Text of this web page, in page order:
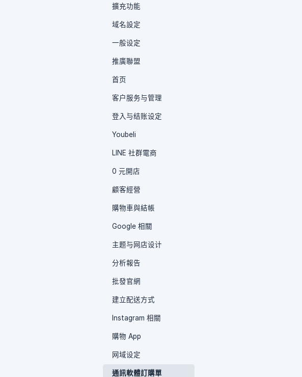
擴充功能
域名設定
一般设定
推廣聯盟
首页
客户服务与管理
登入与结账设定
Youbeli
LINE 社群電商
0 元開店
顧客經營
購物車與結帳
Google 相關
主题与网店设计
分析報告
批發官網
建立配送方式
Instagram 相關
購物 App
网域设定
通訊軟體訂購單